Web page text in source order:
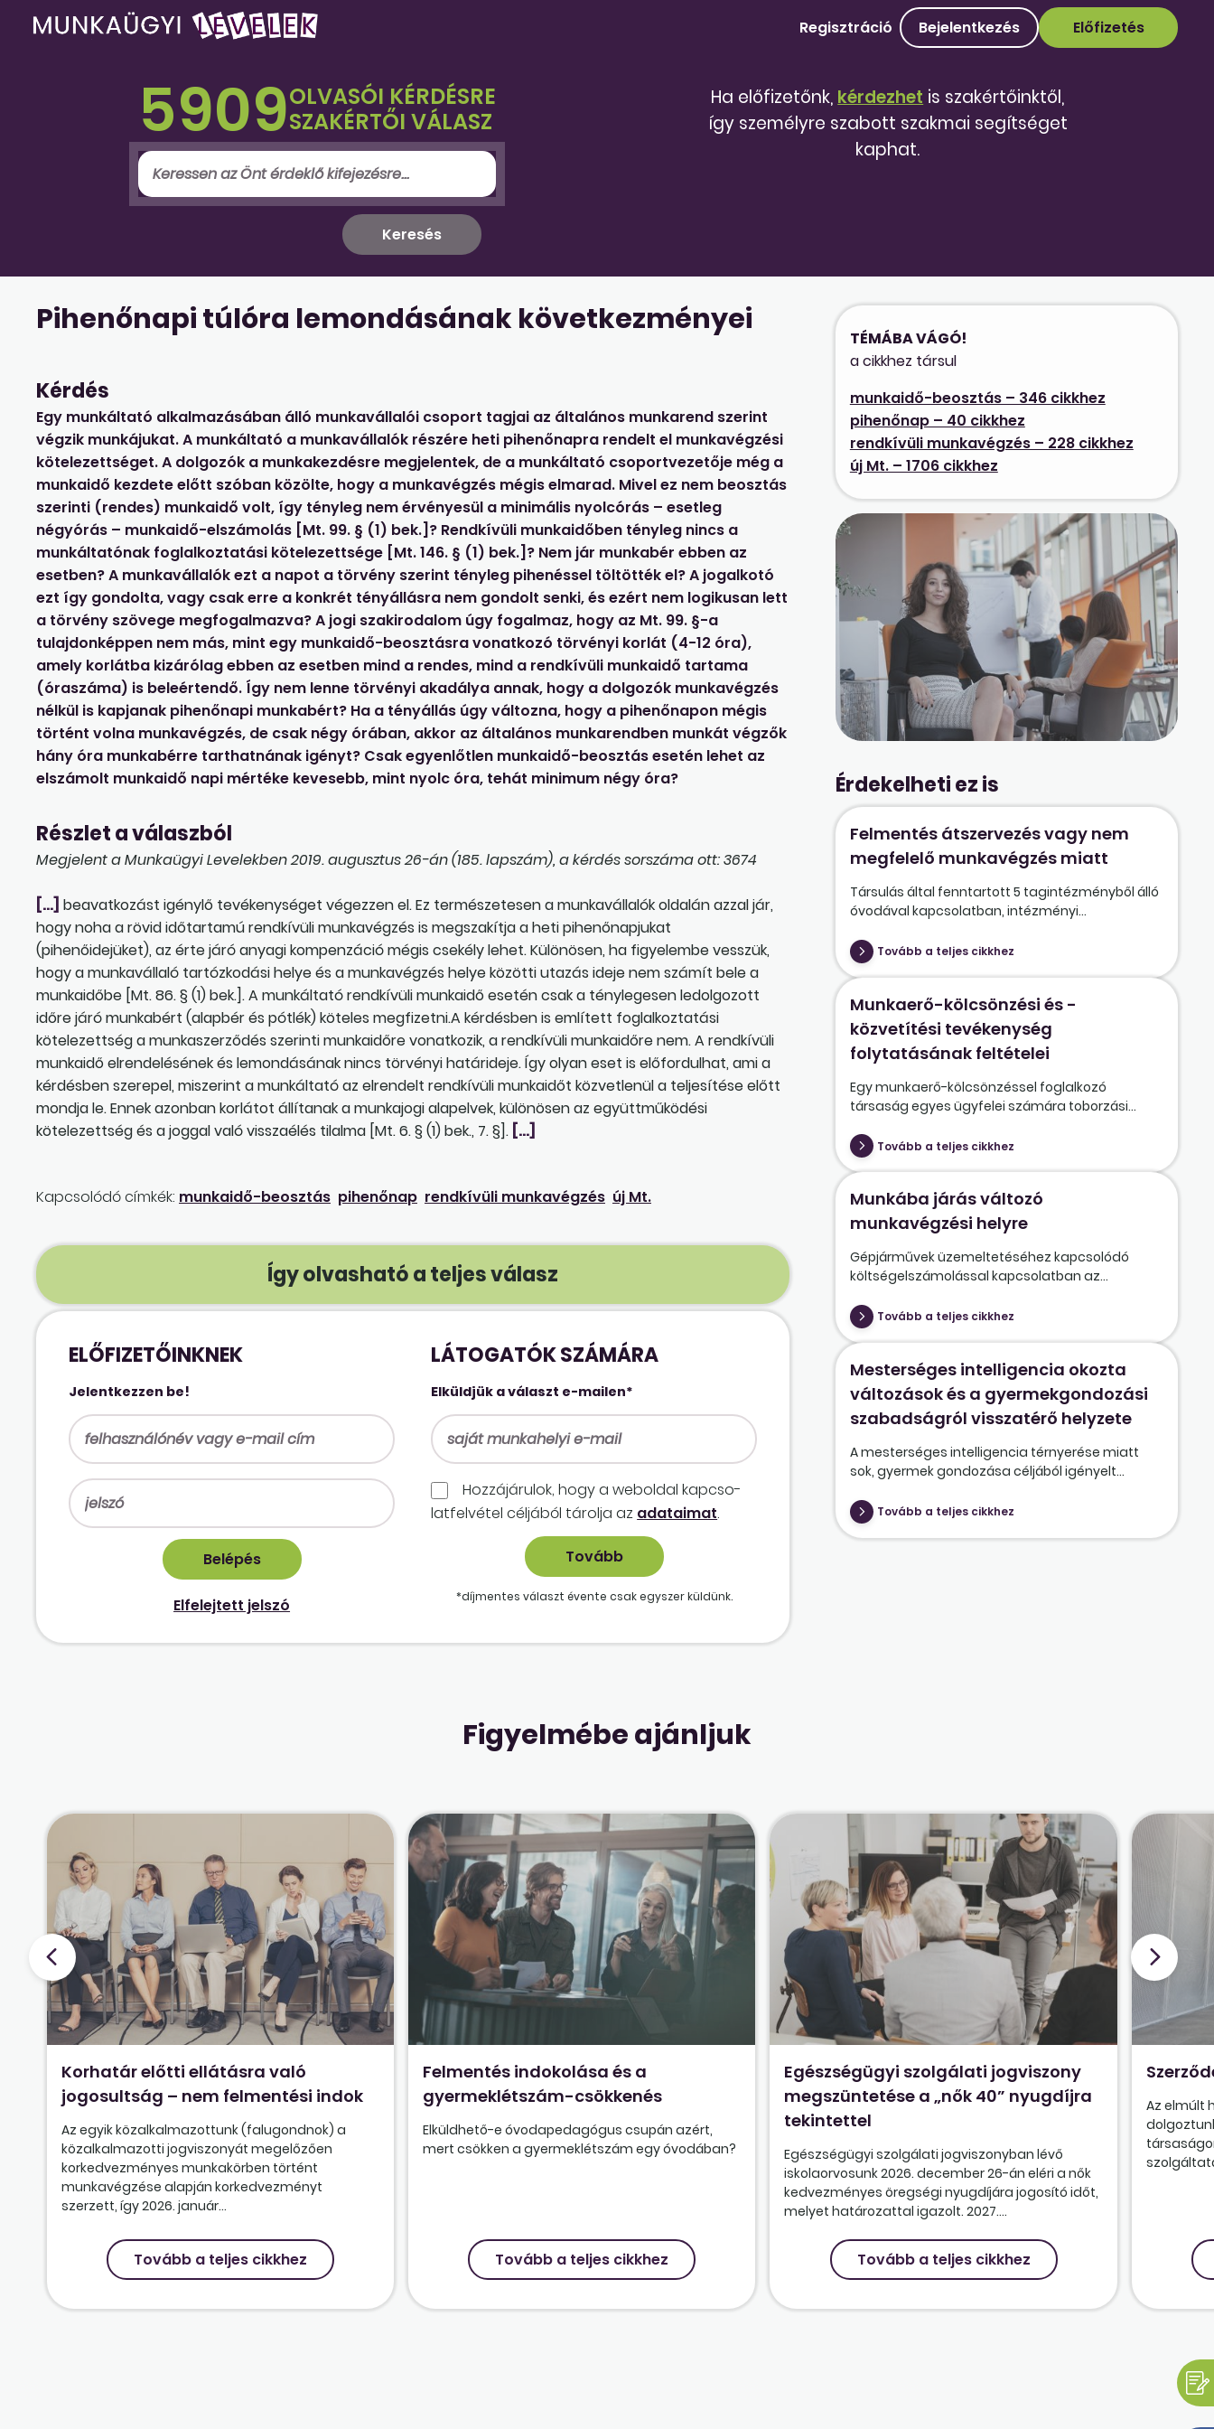
Regisztráció Bejelentkezés Előfizetés
5909OLVASÓI KÉRDÉSRE
SZAKÉRTŐI VÁLASZ
Ha előfizetőnk, kérdezhet is szakértőinktől,
így személyre szabott szakmai segítséget
kaphat.
Pihenőnapi túlóra lemondásának következményei
Kérdés
Egy munkáltató alkalmazásában álló munkavállalói csoport tagjai az általános munkarend szerint
végzik munkájukat. A munkáltató a munkavállalók részére heti pihenőnapra rendelt el munkavégzési
kötelezettséget. A dolgozók a munkakezdésre megjelentek, de a munkáltató csoportvezetője még a
munkaidő kezdete előtt szóban közölte, hogy a munkavégzés mégis elmarad. Mivel ez nem beosztás
szerinti (rendes) munkaidő volt, így tényleg nem érvényesül a minimális nyolcórás – esetleg
négyórás – munkaidő-elszámolás [Mt. 99. § (1) bek.]? Rendkívüli munkaidőben tényleg nincs a
munkáltatónak foglalkoztatási kötelezettsége [Mt. 146. § (1) bek.]? Nem jár munkabér ebben az
esetben? A munkavállalók ezt a napot a törvény szerint tényleg pihenéssel töltötték el? A jogalkotó
ezt így gondolta, vagy csak erre a konkrét tényállásra nem gondolt senki, és ezért nem logikusan lett
a törvény szövege megfogalmazva? A jogi szakirodalom úgy fogalmaz, hogy az Mt. 99. §-a
tulajdonképpen nem más, mint egy munkaidő-beosztásra vonatkozó törvényi korlát (4-12 óra),
amely korlátba kizárólag ebben az esetben mind a rendes, mind a rendkívüli munkaidő tartama
(óraszáma) is beleértendő. Így nem lenne törvényi akadálya annak, hogy a dolgozók munkavégzés
nélkül is kapjanak pihenőnapi munkabért? Ha a tényállás úgy változna, hogy a pihenőnapon mégis
történt volna munkavégzés, de csak négy órában, akkor az általános munkarendben munkát végzők
hány óra munkabérre tarthatnának igényt? Csak egyenlőtlen munkaidő-beosztás esetén lehet az
elszámolt munkaidő napi mértéke kevesebb, mint nyolc óra, tehát minimum négy óra?
Részlet a válaszból
Megjelent a Munkaügyi Levelekben 2019. augusztus 26-án (185. lapszám), a kérdés sorszáma ott: 3674
[…] beavatkozást igénylő tevékenységet végezzen el. Ez természetesen a munkavállalók oldalán azzal jár,
hogy noha a rövid időtartamú rendkívüli munkavégzés is megszakítja a heti pihenőnapjukat
(pihenőidejüket), az érte járó anyagi kompenzáció mégis csekély lehet. Különösen, ha figyelembe vesszük,
hogy a munkavállaló tartózkodási helye és a munkavégzés helye közötti utazás ideje nem számít bele a
munkaidőbe [Mt. 86. § (1) bek.]. A munkáltató rendkívüli munkaidő esetén csak a ténylegesen ledolgozott
időre járó munkabért (alapbér és pótlék) köteles megfizetni.A kérdésben is említett foglalkoztatási
kötelezettség a munkaszerződés szerinti munkaidőre vonatkozik, a rendkívüli munkaidőre nem. A rendkívüli
munkaidő elrendelésének és lemondásának nincs törvényi határideje. Így olyan eset is előfordulhat, ami a
kérdésben szerepel, miszerint a munkáltató az elrendelt rendkívüli munkaidőt közvetlenül a teljesítése előtt
mondja le. Ennek azonban korlátot állítanak a munkajogi alapelvek, különösen az együttműködési
kötelezettség és a joggal való visszaélés tilalma [Mt. 6. § (1) bek., 7. §]. […]
Kapcsolódó címkék: munkaidő-beosztás pihenőnap rendkívüli munkavégzés új Mt.
Így olvasható a teljes válasz
ELŐFIZETŐINKNEK
Jelentkezzen be!
Elfelejtett jelszó
LÁTOGATÓK SZÁMÁRA
Elküldjük a választ e-mailen*
Hozzájárulok, hogy a weboldal kapcso­
lat­felvétel céljából tárolja az adataimat.
*díjmentes választ évente csak egyszer küldünk.
TÉMÁBA VÁGÓ!
a cikkhez társul
munkaidő-beosztás – 346 cikkhez
pihenőnap – 40 cikkhez
rendkívüli munkavégzés – 228 cikkhez
új Mt. – 1706 cikkhez
Érdekelheti ez is
Felmentés átszervezés vagy nem
megfelelő munkavégzés miatt
Társulás által fenntartott 5 tagintézményből álló
óvodával kapcsolatban, intézményi...
Tovább a teljes cikkhez
Munkaerő-kölcsönzési és -
közvetítési tevékenység
folytatásának feltételei
Egy munkaerő-kölcsönzéssel foglalkozó
társaság egyes ügyfelei számára toborzási...
Tovább a teljes cikkhez
Munkába járás változó
munkavégzési helyre
Gépjárművek üzemeltetéséhez kapcsolódó
költségelszámolással kapcsolatban az...
Tovább a teljes cikkhez
Mesterséges intelligencia okozta
változások és a gyermekgondozási
szabadságról visszatérő helyzete
A mesterséges intelligencia térnyerése miatt
sok, gyermek gondozása céljából igényelt...
Tovább a teljes cikkhez
Figyelmébe ajánljuk
Korhatár előtti ellátásra való
jogosultság – nem felmentési indok
Az egyik közalkalmazottunk (falugondnok) a
közalkalmazotti jogviszonyát megelőzően
korkedvezményes munkakörben történt
munkavégzése alapján korkedvezményt
szerzett, így 2026. január...
Tovább a teljes cikkhez
Felmentés indokolása és a
gyermeklétszám-csökkenés
Elküldhető-e óvodapedagógus csupán azért,
mert csökken a gyermeklétszám egy óvodában?
Tovább a teljes cikkhez
Egészségügyi szolgálati jogviszony
megszüntetése a „nők 40” nyugdíjra
tekintettel
Egészségügyi szolgálati jogviszonyban lévő
iskolaorvosunk 2026. december 26-án eléri a nők
kedvezményes öregségi nyugdíjára jogosító időt,
melyet határozattal igazolt. 2027....
Tovább a teljes cikkhez
Az elmúlt